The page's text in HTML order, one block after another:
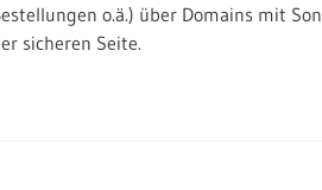
o.ä.) über Domains mit
sicheren Seite.